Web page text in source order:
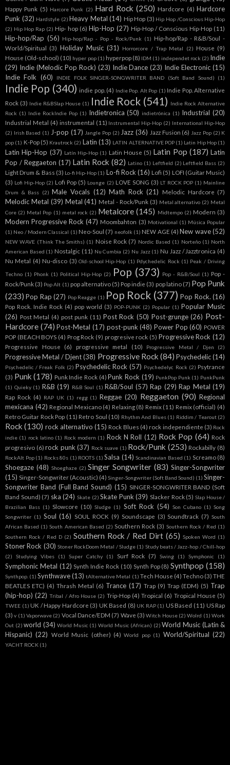
Happy Punk (5) Harcore Punk (2) Hard Rock (250) Hardcore (4) Hardcore
Punk (32) Hardstyle (2) Heavy Metal (14) Hip Hop (3) Hip Hop /Conscious Hip-Hop
(2) Hip Hop Rap (2) Hip- hop (6) Hip-Hop (27) Hip-Hop / Conscious Hip-Hop (11)
Hip-hop/Rap (56) Hip-hop/Rap - Pop - Rock/Punk (1) Hip-hop/Rap - R&B/Soul -
World/Spiritual (3) Holiday Music (31) Horrorcore / Trap Metal (2) House (9)
House (Old-school) (10) hyper pop (1) hyperpop (8) IDM (1) independet rock (2) Indie
(29) Indie (Melodic Pop Rock) (23) Indie Dance (23) Indie Electronic (15)
Indie Folk (60) INDIE FOLK SINGER-SONGWRITER BAND (Soft Band Sound) (1)
Indie Pop (340) indie pop. (4) Indie Pop. Alt Pop (1) Indie Pop. Alternative
Rock (3) Indie R&BSlap House (1) Indie Rock (541) Indie Rock Alternative
Rock (1) Indie RockIndie Pop (1) Indietronica (50) indietrónica (1) Industrial (20)
Industrial Metal (4) instrumental (11) Instrumental Hip-Hop (2) International Hip-Hop
(2) Irish Based (1) J-pop (17) Jangle Pop (2) Jazz (36) Jazz Fusion (6) Jazz Pop (2) K
pop (1) K-Pop (5) Krautrock (2) Latin (13) LATIN ALTERNATIVE POP (1) Latin Hip Hop (1)
Latin Hip-Hop (37) Latín Hip-Hop (1) Latin House (5) Latin Pop (187) Latin
Pop / Reggaeton (17) Latin Rock (82) Latino (1) Leftfield (2) Leftfield Bass (2)
Light Drum & Bass (3) Lo-fi Hip-Hop (1) Lo-fi Rock (16) Lofi (5) LOFI (Guitar Music)
(3) Lofi Hip-Hop (2) Lofi Pop (5) Lounge (2) LOVE SONG (3) LT ROCK POP (1) Mainline
Drum & Bass (2) Male Vocals (12) Math Rock (21) Melodic Hardcore (7)
Melodic Metal (39) Metal (41) Metal - Rock/Punk (3) Metal alternativo (2) Metal
Core (2) Metal Pop (1) metal rock (2) Metalcore (145) Midtempo (2) Modern (3)
Modern Progressive Rock (47) Moombahton (3) Motivational (1) Música Popular
(1) Neo / Modern Classical (1) Neo-Soul (7) neofolk (1) NEW AGE (4) New wave (52)
NEW WAVE (Think The Smiths) (1) Noise Rock (7) Nordic Based (1) Norteño (1) North
American Based (1) Nostalgic (11) Nu Cumbia (2) Nu Jazz (1) Nu Jazz / Jazztronica (4)
Nu Metal (4) Nu-disco (3) Old-school Hip-Hop (1) Pdychedelic Rock (1) Peak / Driving
Techno (1) Phonk (1) Political Hip-Hop (2) Pop (373) Pop - R&B/Soul (1) Pop -
Rock/Punk (3) Pop Alt (1) pop alternativo (5) Pop indie (3) pop latino (7) Pop Punk
(233) Pop Rap (27) Pop Reagge (1) Pop Rock (377) Pop Rock. (16)
Pop Rock. Indie Rock (4) pop world (3) POP-PUNK (2) Popular (1) Popular Music
(26) Post Metal (4) post punk (11) Post Rock (50) Post-grunge (26) Post-
Hardcore (74) Post-Metal (17) post-punk (48) Power Pop (60) POWER
POP (BEACH BOYS (4) Prog Rock (9) progresive rock (5) Progressive Rock (12)
Progressive House (6) progressive metal (10) Progressive Metal / Djen (2)
Progressive Metal / Djent (38) Progressive Rock (84) Psychedelic(14)
Psychedelic / Freak Folk (2) Psychedelic Rock (57) Psychedelyc Rock (2) Psytrance
(3) Punk (178) Punk Indie Rock (4) Punk Rock (19) PunkPop Punk (1) PunkPunk
(1) Quieky (1) R&B (19) R&B Soul (1) R&B/Soul (57) Rap (29) Rap Metal (19)
Rap Rock (4) RAP UK (1) regg (1) Reggae (20) Reggaeton (90) Regional
mexicana (42) Regional Mexicano (4) Relaxing (8) Remix (11) Remix (official) (4)
Retro Guitar Rock Pop (11) Retro Soul (10) Rhythm And Blues (1) Riddim / Tearout (2)
Rock (130) rock alternativo (15) Rock Blues (4) rock independiente (3) Rock
indie (1) rock latino (1) Rock modern (1) Rock N Roll (12) Rock Pop (64) Rock
progresivo (6) rock punk (37) Rock suave (1) Rock/Punk (253) Rockabilly (8)
RockAlt Pop (1) Rocks 80s (1) ROOTS (1) Salsa (14) Scandinavian Based (1) Screamo (8)
Shoegaze (48) Shoeghaze (2) Singer Songwriter (83) Singer-Songwriter
(15) Singer-Songwriter (Acoustic) (4) Singer-Songwriter (Soft Band Sound) (1) Singer-
Songwriter Band (Full Band Sound) (15) SINGER-SONGWRITER BAND (Soft
Band Sound) (7) ska (24) Skate (2) Skate Punk (39) Slacker Rock (5) Slap House /
Brazilian Bass (1) Slowcore (10) Sludge (1) Soft Rock (54) Son Cubano (1) Song
Songwriter (1) Soul (16) SOUL ROCK (9) Soundscape (3) Soundtrack (7) South
African Based (1) South American Based (2) Southern Rock (3) Southern Rock / Red (1)
Southern Rock / Red D (2) Southern Rock / Red Dirt (65) Spoken Word (1)
Stoner Rock (30) Stoner RockDoom Metal / Sludge (1) Study beats / Jazz-hop / Chill-hop
(2)
Studying Vibes (1) Super Catchy (1) Surf Rock (7) Swing (1) Symphonic (1)
Symphonic Metal (12) Synth Indie Rock (10) Synth Pop (8) Synthpop (158)
Synthpop. (1) Synthwave (13) tAlternative Metal (1) Tech House (4) Techno (3) THE
BEATLES ETC) (4) Thrash Metal (6) Trance (17) Trap (9) Trap (EDM) (5) Trap
(hip-hop) (22) Tribal / Afro House (2) Trip-Hop (4) Tropical (6) Tropical House (5)
TWEE (1) UK / Happy Hardcore (3) UK Based (8) UK RAP (1) US Based (11) US Rap
(3) v (1) Vaporwave (2) Vocal Dance/EDM (7) Wave (3) Witch House (2) Wolrd (1) Work
Out (2) world (34) World Music (1) World Music (African) (2) World Music (Latin &
Hispanic) (22) World Music (other) (4) World pop (1) World/Spiritual (22)
YACHT ROCK (1)